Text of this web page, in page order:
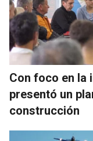
Con foco en la
presentó un
construcción